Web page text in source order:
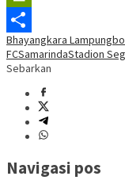
Link
PrintFriendly
Share
Bhayangkara Lampung
FCSamarindaStadion
Sebarkan
Navigasi pos